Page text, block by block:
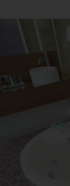
Gammes